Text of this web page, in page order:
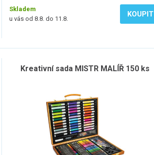
Skladem
u vás od 8.8. do 11.8.
KOUPIT
Kreativní sada MISTR MALÍŘ 150 ks